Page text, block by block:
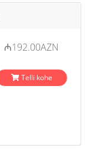
₼192.00AZN
Telli kohe